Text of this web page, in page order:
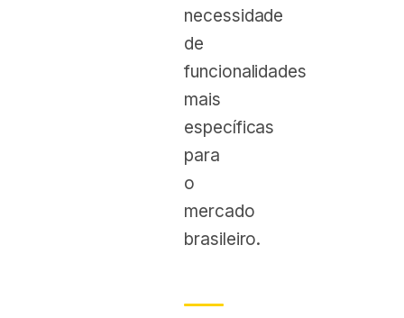
necessidade
de
funcionalidades
mais
específicas
para
o
mercado
brasileiro.